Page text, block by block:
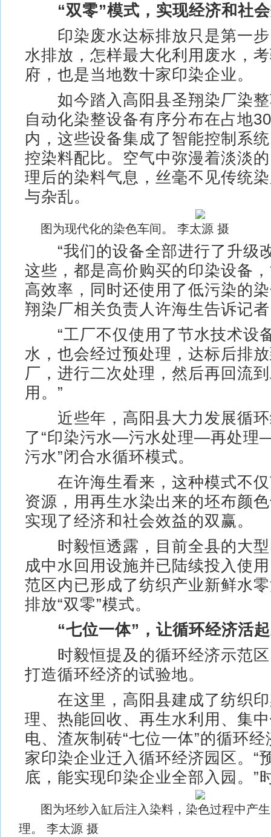
“双零”模式，实现经济和社
印染废水达标排放只是第一步
水排放，怎样最大化利用废水，
府，也是当地数十家印染企业。
如今踏入高阳县圣翔染厂染整
自动化染整设备有序分布在占地
内，这些设备集成了智能控制系
控染料配比。空气中弥漫着淡淡
理后的染料气息，丝毫不见传统
与杂乱。
图为现代化的染色车间。 李太源 摄
“我们的设备全部进行了升级
这些，都是高价购买的印染设备
高效率，同时还使用了低污染的
翔染厂相关负责人许海生告诉记
“工厂不仅使用了节水技术设
水，也会经过预处理，达标后排
厂，进行二次处理，然后再回流
用。”
近些年，高阳县大力发展循环
了“印染污水—污水处理—再处
污水”闭合水循环模式。
在许海生看来，这种模式不仅
资源，用再生水染出来的坯布颜
实现了经济和社会效益的双赢。
时毅恒透露，目前全县的大型
成中水回用设施并已陆续投入使
范区内已形成了纺织产业新鲜水
排放“双零”模式。
“七位一体”，让循环经济活
时毅恒提及的循环经济示范区
打造循环经济的试验地。
在这里，高阳县建成了纺织印
理、热能回收、再生水利用、集
电、渣灰制砖“七位一体”的循环
家印染企业迁入循环经济园区。“
底，能实现印染企业全部入园。”
图为坯纱入缸后注入染料，染色过程中产
理。 李太源 摄